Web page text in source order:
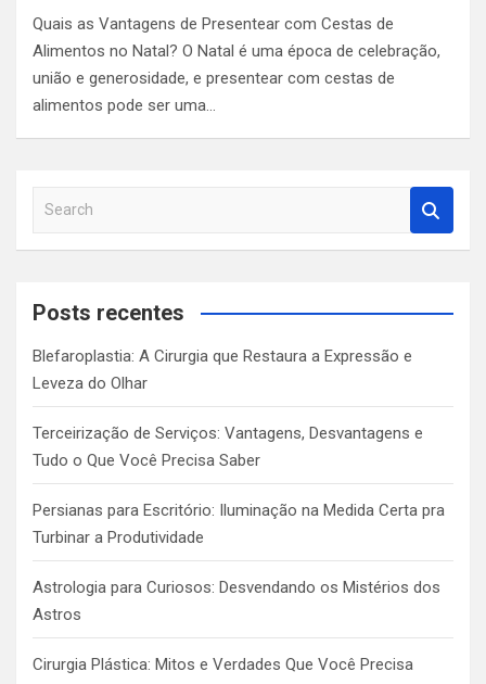
Quais as Vantagens de Presentear com Cestas de
Alimentos no Natal? O Natal é uma época de celebração,
união e generosidade, e presentear com cestas de
alimentos pode ser uma…
a
c
Posts recentes
Blefaroplastia: A Cirurgia que Restaura a Expressão e
Leveza do Olhar
Terceirização de Serviços: Vantagens, Desvantagens e
Tudo o Que Você Precisa Saber
Persianas para Escritório: Iluminação na Medida Certa pra
Turbinar a Produtividade
Astrologia para Curiosos: Desvendando os Mistérios dos
Astros
Cirurgia Plástica: Mitos e Verdades Que Você Precisa